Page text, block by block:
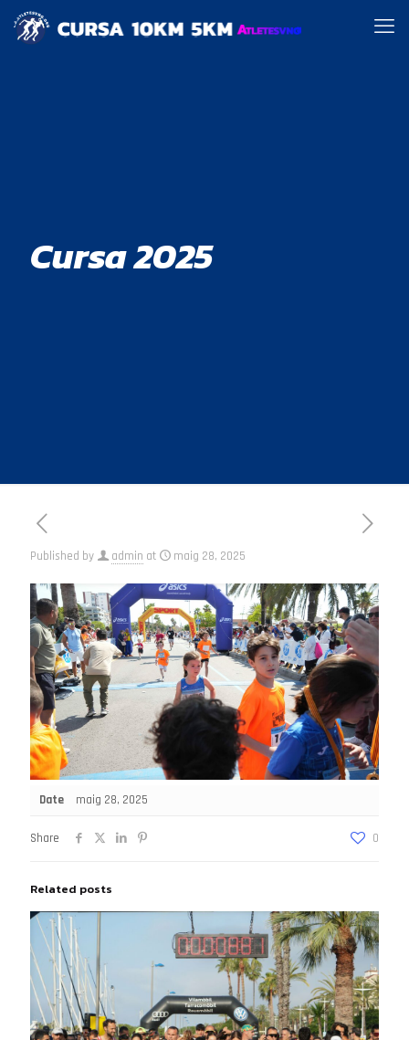
Cursa 2025
Published by admin at maig 28, 2025
Date maig 28, 2025
Share 0
Related posts